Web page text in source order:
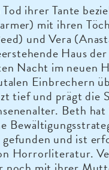
ihrer Tante
mit ihren
und Vera
Haus
Nacht im neuen
Einbrechern
tief und prägt die
Beth
und ist
Horrorliteratur.